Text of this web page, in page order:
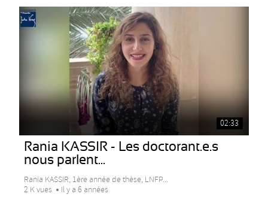
02:33
Rania KASSIR - Les doctorant.e.s
nous parlent...
Rania KASSIR, 1ère année de thèse, LNFP...
2 K vues
Il y a 6 années